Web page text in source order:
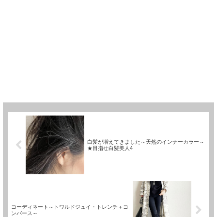
白髪が増えてきました～天然のインナーカラー～
★目指せ白髪美人4
コーディネート～トワルドジュイ・トレンチ＋コ
ンバース～